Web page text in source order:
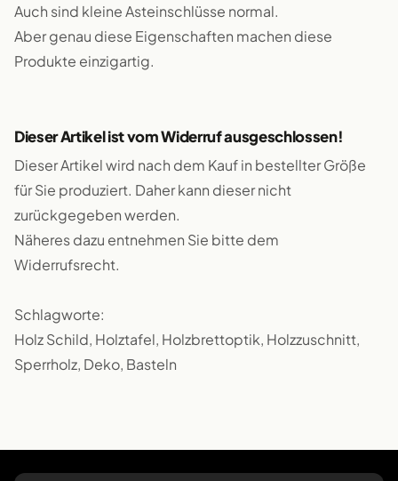
Auch sind kleine Asteinschlüsse normal.
Aber genau diese Eigenschaften machen diese
Produkte einzigartig.
Dieser Artikel ist vom Widerruf ausgeschlossen!
Dieser Artikel wird nach dem Kauf in bestellter Größe
für Sie produziert. Daher kann dieser nicht
zurückgegeben werden.
Näheres dazu entnehmen Sie bitte dem
Widerrufsrecht.
Schlagworte:
Holz Schild, Holztafel, Holzbrettoptik, Holzzuschnitt,
Sperrholz, Deko, Basteln